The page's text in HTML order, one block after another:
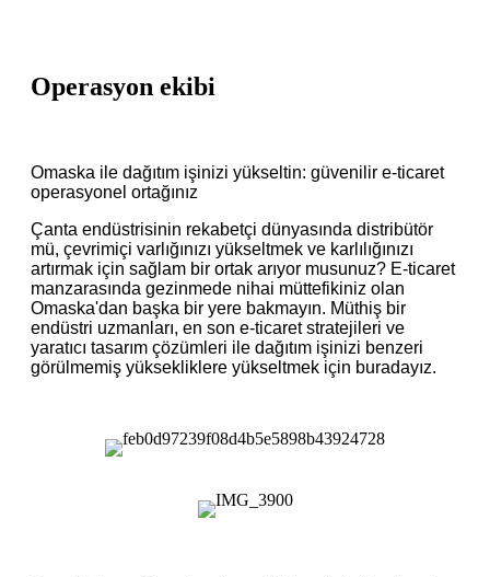
Operasyon ekibi
Omaska ​​ile dağıtım işinizi yükseltin: güvenilir e-ticaret
operasyonel ortağınız
Çanta endüstrisinin rekabetçi dünyasında distribütör
mü, çevrimiçi varlığınızı yükseltmek ve karlılığınızı
artırmak için sağlam bir ortak arıyor musunuz? E-ticaret
manzarasında gezinmede nihai müttefikiniz olan
Omaska'dan başka bir yere bakmayın. Müthiş bir
endüstri uzmanları, en son e-ticaret stratejileri ve
yaratıcı tasarım çözümleri ile dağıtım işinizi benzeri
görülmemiş yüksekliklere yükseltmek için buradayız.